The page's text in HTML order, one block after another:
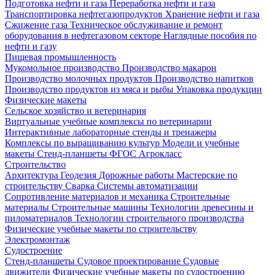
Подготовка нефти и газа Переработка нефти и газа
Транспортировка нефтегазопродуктов Хранение нефти и газа
Сжижение газа Техническое обслуживание и ремонт
оборудования в нефтегазовом секторе Наглядные пособия по
нефти и газу
Пищевая промышленность
Мукомольное производство Производство макарон
Производство молочных продуктов Производство напитков
Производство продуктов из мяса и рыбы Упаковка продукции
Физические макеты
Сельское хозяйство и ветеринария
Виртуальные учебные комплексы по ветеринарии
Интерактивные лабораторные стенды и тренажеры
Комплексы по выращиванию культур Модели и учебные
макеты Стенд-планшеты ФГОС Агрокласс
Строительство
Архитектура Геодезия Дорожные работы Мастерские по
строительству Сварка Системы автоматизации
Сопротивление материалов и механика Строительные
материалы Строительные машины Технологии древесины и
пиломатериалов Технологии строительного производства
Физические учебные макеты по строительству
Электромонтаж
Судостроение
Стенд-планшеты Судовое проектирование Судовые
движители Физические учебные макеты по судостроению